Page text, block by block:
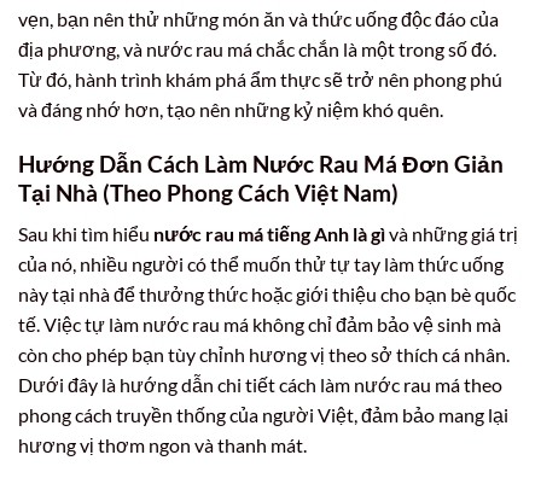
vẹn, bạn nên thử những món ăn và thức uống độc đáo của
địa phương, và nước rau má chắc chắn là một trong số đó.
Từ đó, hành trình khám phá ẩm thực sẽ trở nên phong phú
và đáng nhớ hơn, tạo nên những kỷ niệm khó quên.
Hướng Dẫn Cách Làm Nước Rau Má Đơn Giản
Tại Nhà (Theo Phong Cách Việt Nam)
Sau khi tìm hiểu nước rau má tiếng Anh là gìvà những giá trị
của nó, nhiều người có thể muốn thử tự tay làm thức uống
này tại nhà để thưởng thức hoặc giới thiệu cho bạn bè quốc
tế. Việc tự làm nước rau má không chỉ đảm bảo vệ sinh mà
còn cho phép bạn tùy chỉnh hương vị theo sở thích cá nhân.
Dưới đây là hướng dẫn chi tiết cách làm nước rau má theo
phong cách truyền thống của người Việt, đảm bảo mang lại
hương vị thơm ngon và thanh mát.